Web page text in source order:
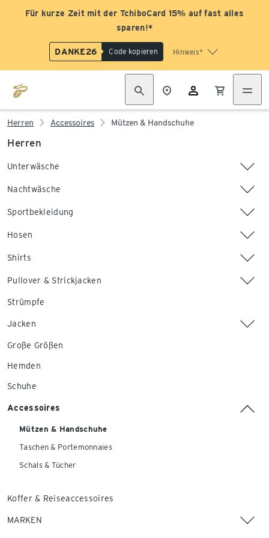
Für kurze Zeit mit der TchiboCard 15% auf fast alles
sparen!*
DANKE26 Code kopieren Hinweis*
Herren Accessoires Mützen & Handschuhe
Herren
Unterwäsche
Nachtwäsche
Sportbekleidung
Hosen
Shirts
Pullover & Strickjacken
Strümpfe
Jacken
Große Größen
Hemden
Schuhe
Accessoires
Mützen & Handschuhe
Taschen & Portemonnaies
Schals & Tücher
Koffer & Reiseaccessoires
MARKEN